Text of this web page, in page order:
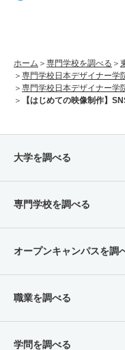
ホーム 専門学校を調べる
専門学校日本デザイナー学
専門学校日本デザイナー学
【はじめての映像制作】
大学を調べる
専門学校を調べる
オープンキャンパスを調
職業を調べる
学問を調べる